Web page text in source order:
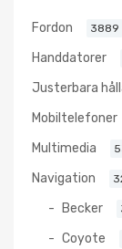
Fordon 3889
Handdatorer
Justerbara
Mobiltelefoner
Multimedia
Navigation
Becker
Coyote